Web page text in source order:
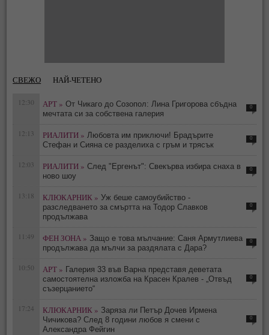
СВЕЖО НАЙ-ЧЕТЕНО
12:30 АРТ » От Чикаго до Созопол: Лина Григорова сбъдна
мечтата си за собствена галерия
0
12:13 РИАЛИТИ » Любовта им приключи! Брадърите
Стефан и Сияна се разделиха с гръм и трясък
0
12:03 РИАЛИТИ » След "Ергенът": Свекърва избира снаха в
ново шоу
0
13:18 КЛЮКАРНИК » Уж беше самоубийство -
разследването за смъртта на Тодор Славков
продължава
0
11:49 ФЕН ЗОНА » Защо е това мълчание: Саня Армутлиева
продължава да мълчи за раздялата с Дара?
0
10:50 АРТ » Галерия 33 във Варна представя деветата
самостоятелна изложба на Красен Кралев - „Отвъд
съзерцанието“
0
17:24 КЛЮКАРНИК » Заряза ли Петър Дочев Ирмена
Чичикова? След 8 години любов я смени с
Александра Фейгин
0